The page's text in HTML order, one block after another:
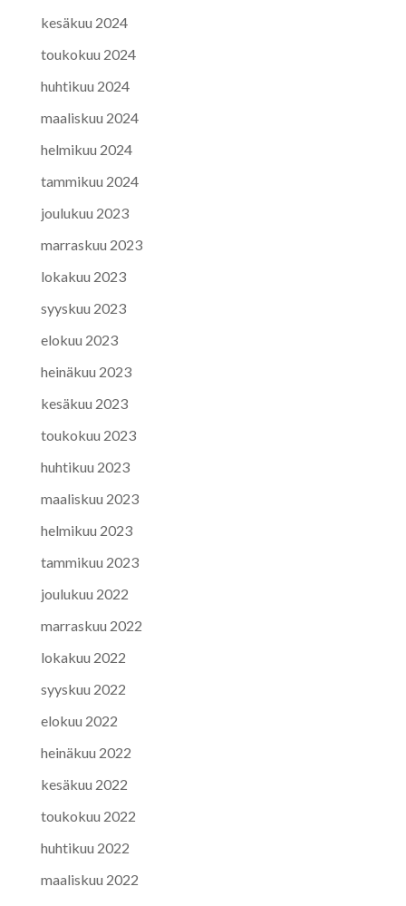
kesäkuu 2024
toukokuu 2024
huhtikuu 2024
maaliskuu 2024
helmikuu 2024
tammikuu 2024
joulukuu 2023
marraskuu 2023
lokakuu 2023
syyskuu 2023
elokuu 2023
heinäkuu 2023
kesäkuu 2023
toukokuu 2023
huhtikuu 2023
maaliskuu 2023
helmikuu 2023
tammikuu 2023
joulukuu 2022
marraskuu 2022
lokakuu 2022
syyskuu 2022
elokuu 2022
heinäkuu 2022
kesäkuu 2022
toukokuu 2022
huhtikuu 2022
maaliskuu 2022